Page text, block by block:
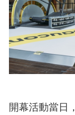
開幕活動當日